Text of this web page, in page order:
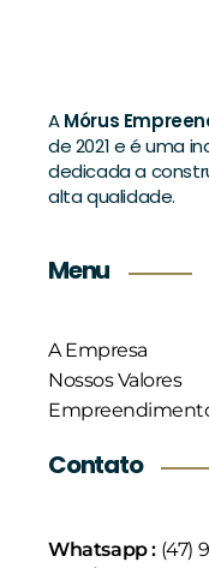
AMórus
de 2021 e é uma
dedicada a
alta qualidade.
Menu
A Empresa
Nossos Valores
Contato
Whatsapp : (47)